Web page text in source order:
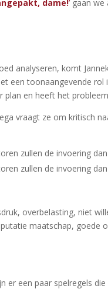
dame!’ gaan we
analyseren, komt
een toonaangevende
plan en heeft het
vraagt ze om kritisch
zullen de invoering
zullen de invoering
overbelasting, niet
maatschap, goede
er een paar spelregels die